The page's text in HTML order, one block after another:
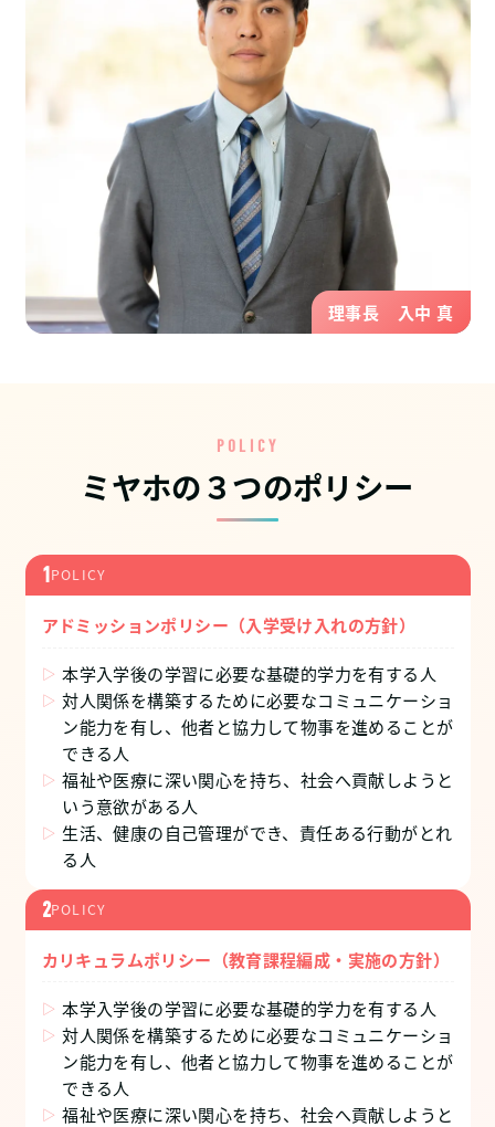
理事長 入中 真
POLICY
ミヤホの３つのポリシー
1POLICY
アドミッションポリシー（入学受け入れの方針）
本学入学後の学習に必要な基礎的学力を有する人
対人関係を構築するために必要なコミュニケーショ
ン能力を有し、他者と協力して物事を進めることが
できる人
福祉や医療に深い関心を持ち、社会へ貢献しようと
いう意欲がある人
生活、健康の自己管理ができ、責任ある行動がとれ
る人
2POLICY
カリキュラムポリシー（教育課程編成・実施の方針）
本学入学後の学習に必要な基礎的学力を有する人
対人関係を構築するために必要なコミュニケーショ
ン能力を有し、他者と協力して物事を進めることが
できる人
福祉や医療に深い関心を持ち、社会へ貢献しようと